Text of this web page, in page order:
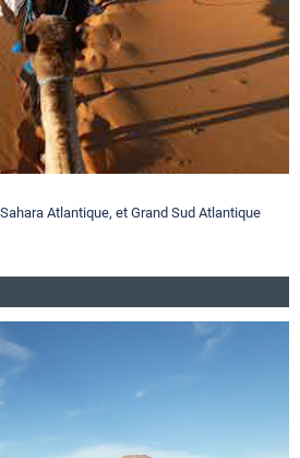
Atlantique, et Grand Sud Atlantique